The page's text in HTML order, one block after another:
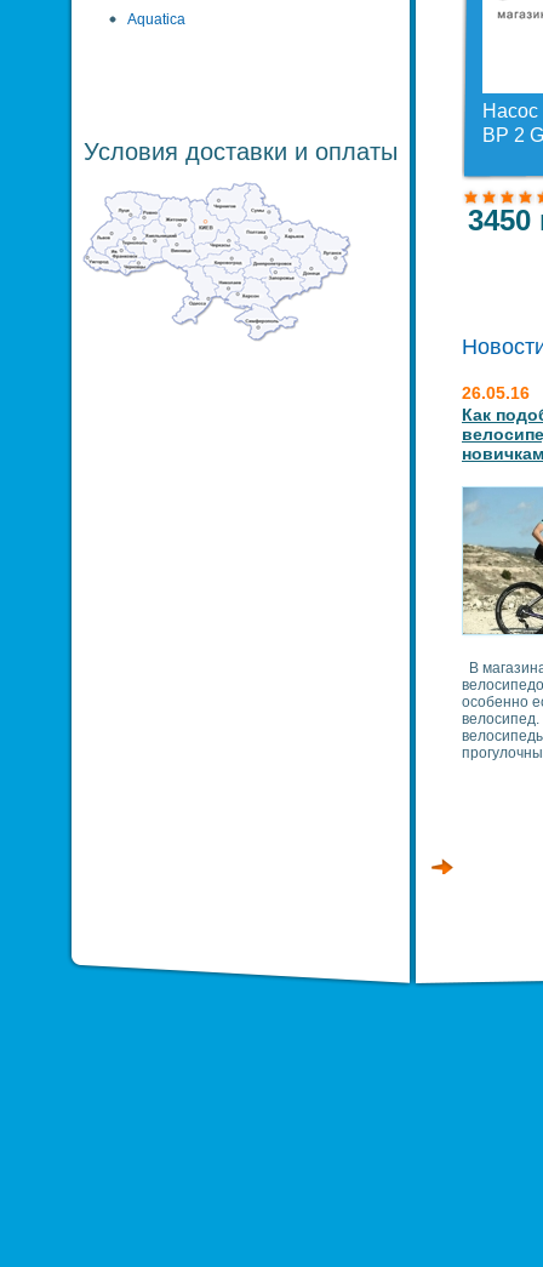
Aquatica
Условия доставки и оплаты
BP 2
3450
26.05.16
Как
В
особенно